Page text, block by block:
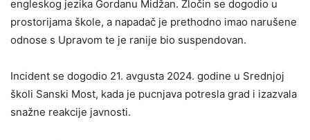
engleskog jezika Gordanu Midžan. Zločin se dogodio u
prostorijama škole, a napadač je prethodno imao narušene
odnose s Upravom te je ranije bio suspendovan.
Incident se dogodio 21. avgusta 2024. godine u Srednjoj
školi Sanski Most, kada je pucnjava potresla grad i izazvala
snažne reakcije javnosti.